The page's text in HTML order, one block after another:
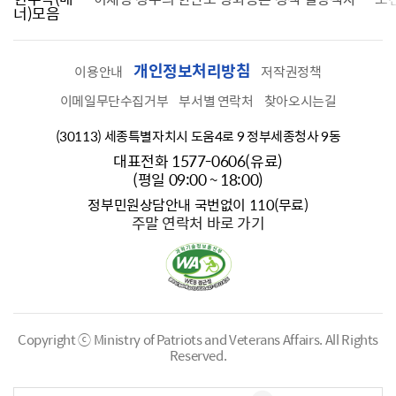
너)모음
이용안내 개인정보처리방침
저작권정책
이메일무단수집거부 부서별 연락처
찾아오시는길
(30113) 세종특별자치시 도움4로 9 정부세종청사 9동
대표전화 1577-0606(유료)
(평일 09:00 ~ 18:00)
정부민원상담안내 국번없이 110(무료)
주말 연락처 바로 가기
Copyright ⓒ Ministry of Patriots and Veterans Affairs.All Rights
Reserved.